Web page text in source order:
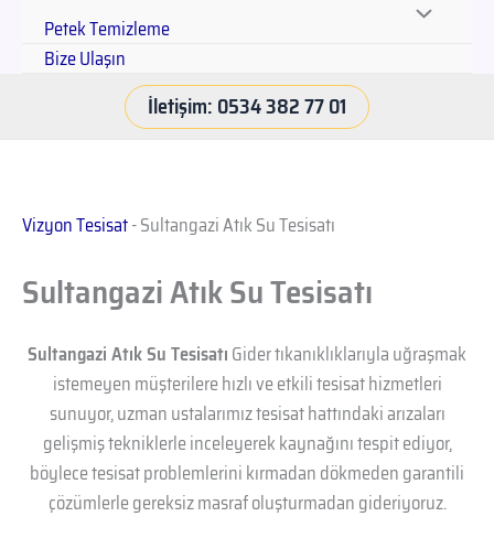
Petek Temizleme
Bize Ulaşın
İletişim: 0534 382 77 01
Vizyon Tesisat-Sultangazi Atık Su Tesisatı
Sultangazi Atık Su Tesisatı
Sultangazi Atık Su TesisatıGider tıkanıklıklarıyla uğraşmak
istemeyen müşterilere hızlı ve etkili tesisat hizmetleri
sunuyor, uzman ustalarımız tesisat hattındaki arızaları
gelişmiş tekniklerle inceleyerek kaynağını tespit ediyor,
böylece tesisat problemlerini kırmadan dökmeden garantili
çözümlerle gereksiz masraf oluşturmadan gideriyoruz.